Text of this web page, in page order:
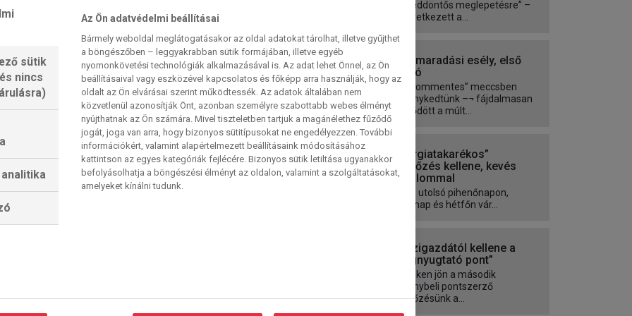
hogy nagy álmunk, az elit-vb-n maradás
eredményétől függ. Ha a
napján Svájc legyőzi Kazahsztánt, az általunk
és Magyarország csapata – először modern
második évben is a legjobbak közt rajtolhat a
még a mi csoportunkból a cseh–
csoportrangadóját, amelyen az
Svédország csap össze Stocholmban a
a németek a dánokkal játszanak, a
szlovák–finn találkozókkal zárja a
negyeddöntős meglepetésre” –
bekövetkezett a...
Bennmaradási esély, első
verzió
Fájdalommentes” meccsben
reménykedtünk –¬ fájdalmasan
végződött a múlt...
„Energiatakarékos”
mérkőzés kellene, kevés
fájdalommal
Túl az utolsó pihenőnapon,
vasárnap és hétfőn vár...
A házigazdától kellene a
„megnyugtató pont”
Pénteken jön a második
reménybeli pontszerző
mérkőzésünk a...
sütik
nincs
Az Ön adatvédelmi beállításai
Bármely weboldal meglátogatásakor az oldal adatokat tárolhat, illetve gyűjthet
a böngészőben – leggyakrabban sütik formájában, illetve egyéb
nyomonkövetési technológiák alkalmazásával is. Az adat lehet Önnel, az Ön
beállításaival vagy eszközével kapcsolatos és főképp arra használják, hogy az
oldalt az Ön elvárásai szerint működtessék. Az adatok általában nem
közvetlenül azonosítják Önt, azonban személyre szabottabb webes élményt
nyújthatnak az Ön számára. Mivel tiszteletben tartjuk a magánélethez fűződő
jogát, joga van arra, hogy bizonyos sütitípusokat ne engedélyezzen. További
információkért, valamint alapértelmezett beállításaink módosításához
kattintson az egyes kategóriák fejlécére. Bizonyos sütik letiltása ugyanakkor
befolyásolhatja a böngészési élményt az oldalon, valamint a szolgáltatásokat,
amelyeket kínálni tudunk.